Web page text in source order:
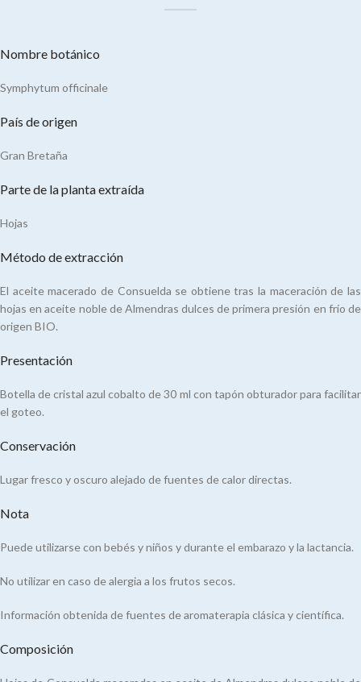
Nombre botánico
Symphytum officinale
País de origen
Gran Bretaña
Parte de la planta extraída
Hojas
Método de extracción
El aceite macerado de Consuelda se obtiene tras la maceración de las
hojas en aceite noble de Almendras dulces de primera presión en frío de
origen BIO.
Presentación
Botella de cristal azul cobalto de 30 ml con tapón obturador para facilitar
el goteo.
Conservación
Lugar fresco y oscuro alejado de fuentes de calor directas.
Nota
Puede utilizarse con bebés y niños y durante el embarazo y la lactancia.
No utilizar en caso de alergia a los frutos secos.
Información obtenida de fuentes de aromaterapia clásica y científica.
Composición